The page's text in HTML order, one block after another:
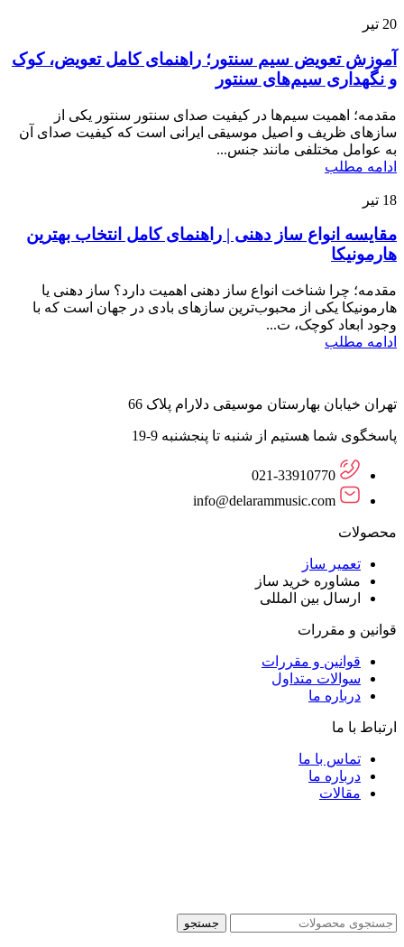
20 تیر
آموزش تعویض سیم سنتور؛ راهنمای کامل تعویض، کوک
و نگهداری سیم‌های سنتور
مقدمه؛ اهمیت سیم‌ها در کیفیت صدای سنتور سنتور یکی از
سازهای ظریف و اصیل موسیقی ایرانی است که کیفیت صدای آن
به عوامل مختلفی مانند جنس...
ادامه مطلب
18 تیر
مقایسه انواع ساز دهنی | راهنمای کامل انتخاب بهترین
هارمونیکا
مقدمه؛ چرا شناخت انواع ساز دهنی اهمیت دارد؟ ساز دهنی یا
هارمونیکا یکی از محبوب‌ترین سازهای بادی در جهان است که با
وجود ابعاد کوچک، ت...
ادامه مطلب
تهران خیابان بهارستان موسیقی دلارام پلاک 66
پاسخگوی شما هستیم از شنبه تا پنجشنبه 9-19
021-33910770
info@delarammusic.com
محصولات
تعمیر ساز
مشاوره خرید ساز
ارسال بین المللی
قوانین و مقررات
قوانین و مقررات
سوالات متداول
درباره ما
ارتباط با ما
تماس با ما
درباره ما
مقالات
جستجو